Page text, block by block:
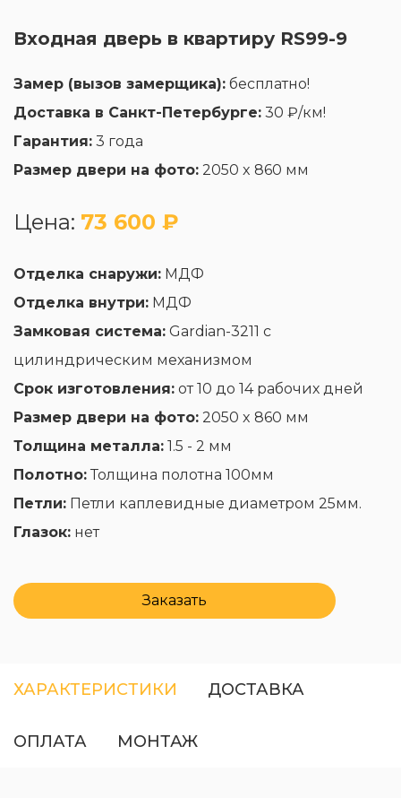
Входная дверь в квартиру RS99-9
Замер (вызов замерщика): бесплатно!
Доставка в Санкт-Петербурге: 30 ₽/км!
Гарантия: 3 года
Размер двери на фото: 2050 x 860 мм
Цена: 73 600 ₽
Отделка снаружи: МДФ
Отделка внутри: МДФ
Замковая система: Gardian-3211 с
цилиндрическим механизмом
Срок изготовления: от 10 до 14 рабочих дней
Размер двери на фото: 2050 x 860 мм
Толщина металла: 1.5 - 2 мм
Полотно: Толщина полотна 100мм
Петли: Петли каплевидные диаметром 25мм.
Глазок: нет
Заказать
ХАРАКТЕРИСТИКИ ДОСТАВКА
ОПЛАТА МОНТАЖ